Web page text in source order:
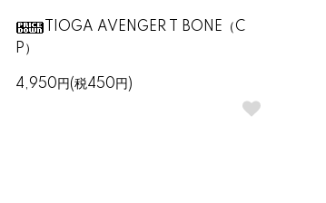
TIOGA AVENGER T BONE（C
P）
4,950円(税450円)